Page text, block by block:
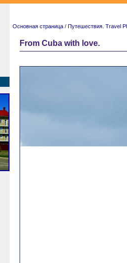
Основная страница / Путешествия. Travel
From Cuba with love.